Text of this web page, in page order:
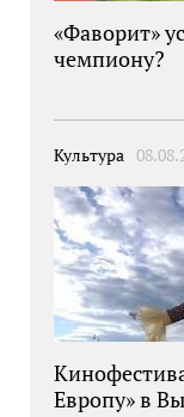
«Фаворит»
чемпиону?
Культура
Европу» в